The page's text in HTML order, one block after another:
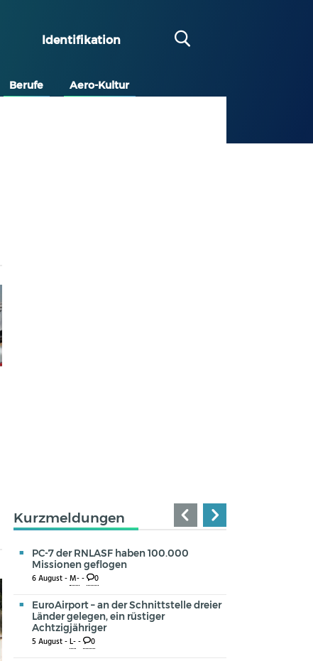
Identifikation
Berufe Aero-Kultur
Kurzmeldungen
PC-7 der RNLASF haben 100.000
Missionen geflogen
6 August -M-- 0
EuroAirport – an der Schnittstelle dreier
Länder gelegen, ein rüstiger
Achtzigjähriger
5 August -L-- 0